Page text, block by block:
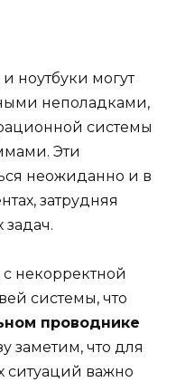
ноутбуки могут
неполадками,
системы
Эти
неожиданно и в
затрудняя
некорректной
системы, что
проводнике
заметим, что для
ситуаций важно